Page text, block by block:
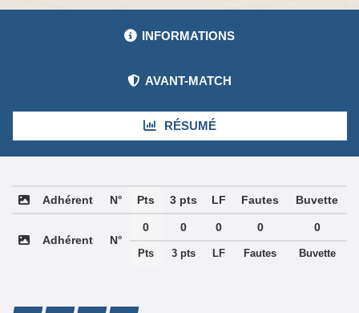
INFORMATIONS
AVANT-MATCH
RÉSUMÉ
Adhérent N° Pts 3 pts LF Fautes Buvette
Adhérent N°
0 0 0 0 0
Pts 3 pts LF Fautes Buvette